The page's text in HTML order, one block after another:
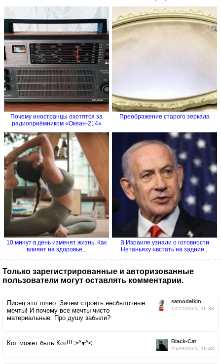
Почему иностранцы охотятся за
радиоприёмником «Океан-214»
Преображение старого зеркала
10 минут в день изменят жизнь. Как
влияет на здоровье...
В Израиле узнали о готовности
Нетаньяху «встать на задние...
Только зарегистрированные и авторизованные
пользователи могут оставлять комментарии.
samodelkin
12/12/2021, 16:33
Писец это точно. Зачем строить несбыточные
мечты! И почему все мечты чисто
материальные. Про душу забыли?
Black-Cat
25/09/2021, 18:48
Кот может быть Кот!!! >^ᴥ^<